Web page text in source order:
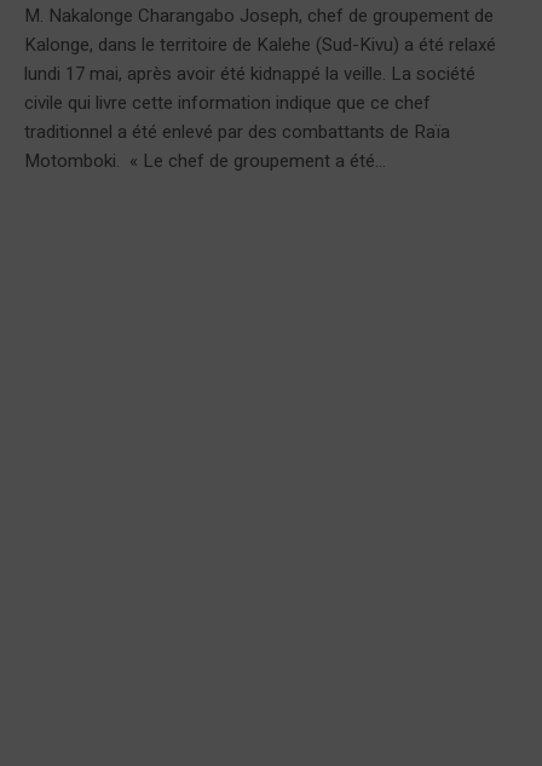
M. Nakalonge Charangabo Joseph, chef de groupement de
Kalonge, dans le territoire de Kalehe (Sud-Kivu) a été relaxé
lundi 17 mai, après avoir été kidnappé la veille. La société
civile qui livre cette information indique que ce chef
traditionnel a été enlevé par des combattants de Raïa
Motomboki. « Le chef de groupement a été...